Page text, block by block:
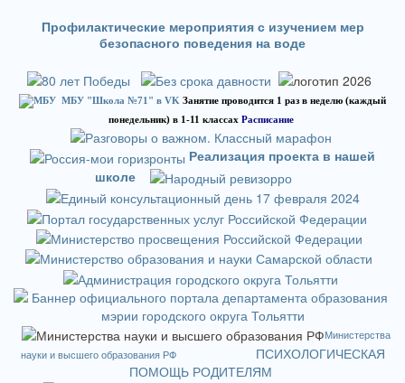
Профилактические мероприятия с изучением мер
безопасного поведения на воде
МБУ "Школа №71" в VK Занятие проводится 1 раз в неделю (каждый
понедельник) в 1-11 классах Расписание
Реализация проекта в нашей
школе
Министерства
науки и высшего образования РФ
ПСИХОЛОГИЧЕСКАЯ
ПОМОЩЬ РОДИТЕЛЯМ